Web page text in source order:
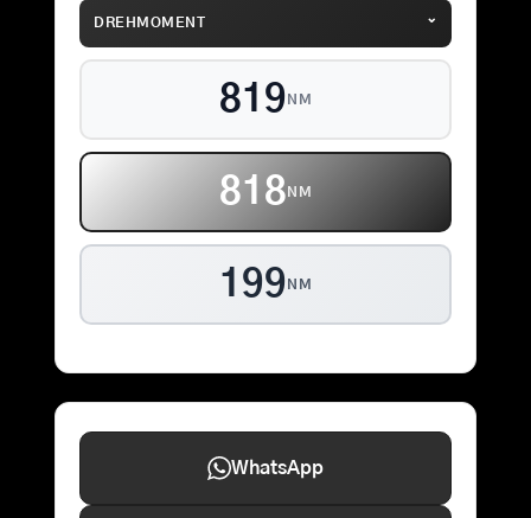
DREHMOMENT ⌄
857 NM
857 NM
199 NM
WhatsApp